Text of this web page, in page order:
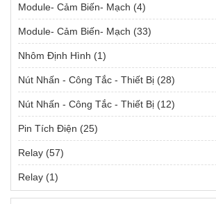
Module- Cảm Biến- Mạch (4)
Module- Cảm Biến- Mạch (33)
Nhôm Định Hình (1)
Nút Nhấn - Công Tắc - Thiết Bị (28)
Nút Nhấn - Công Tắc - Thiết Bị (12)
Pin Tích Điện (25)
Relay (57)
Relay (1)